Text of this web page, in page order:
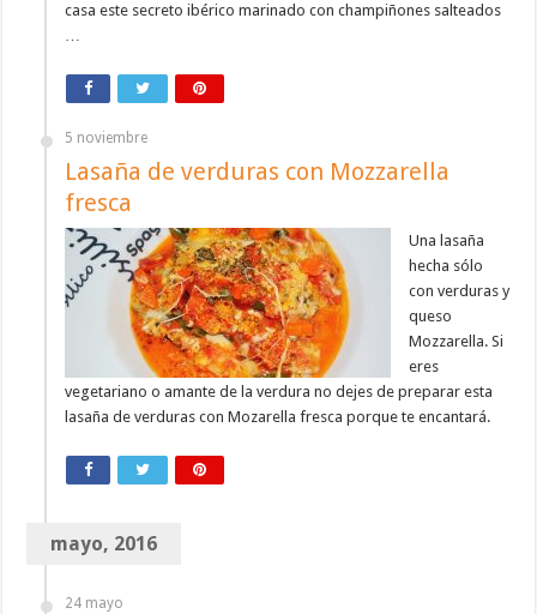
casa este secreto ibérico marinado con champiñones salteados
…
5 noviembre
Lasaña de verduras con Mozzarella
fresca
Una lasaña
hecha sólo
con verduras y
queso
Mozzarella. Si
eres
vegetariano o amante de la verdura no dejes de preparar esta
lasaña de verduras con Mozarella fresca porque te encantará.
mayo, 2016
24 mayo